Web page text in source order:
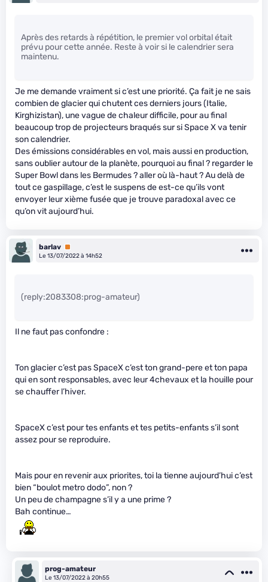
Après des retards à répétition, le premier vol orbital était
prévu pour cette année. Reste à voir si le calendrier sera
maintenu.
Je me demande vraiment si c’est une priorité. Ça fait je ne sais
combien de glacier qui chutent ces derniers jours (Italie,
Kirghizistan), une vague de chaleur difficile, pour au final
beaucoup trop de projecteurs braqués sur si Space X va tenir
son calendrier.
Des émissions considérables en vol, mais aussi en production,
sans oublier autour de la planète, pourquoi au final ? regarder le
Super Bowl dans les Bermudes ? aller où là-haut ? Au delà de
tout ce gaspillage, c’est le suspens de est-ce qu’ils vont
envoyer leur xième fusée que je trouve paradoxal avec ce
qu’on vit aujourd’hui.
barlav Premium
Le 13/07/2022 à 14h52
(reply:2083308:prog-amateur)
Il ne faut pas confondre :
Ton glacier c’est pas SpaceX c’est ton grand-pere et ton papa
qui en sont responsables, avec leur 4chevaux et la houille pour
se chauffer l’hiver.
SpaceX c’est pour tes enfants et tes petits-enfants s’il sont
assez pour se reproduire.
Mais pour en revenir aux priorites, toi la tienne aujourd’hui c’est
bien “boulot metro dodo”, non ?
Un peu de champagne s’il y a une prime ?
Bah continue…
prog-amateur
Le 13/07/2022 à 20h55